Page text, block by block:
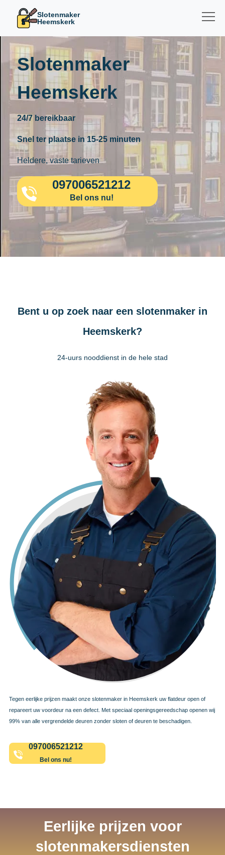
Slotenmaker
Heemskerk
Slotenmaker
Heemskerk
24/7 bereikbaar
Snel ter plaatse in 15-25 minuten
Heldere, vaste tarieven
097006521212
Bel ons nu!
Bent u op zoek naar een slotenmaker in
Heemskerk?
24-uurs nooddienst in de hele stad
Tegen eerlijke prijzen maakt onze slotenmaker in Heemskerk uw flatdeur open of
repareert uw voordeur na een defect. Met speciaal openingsgereedschap openen wij
99% van alle vergrendelde deuren zonder sloten of deuren te beschadigen.
097006521212
Bel ons nu!
Eerlijke prijzen voor
slotenmakersdiensten